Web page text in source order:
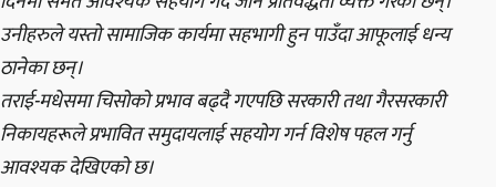
उनीहरुले यस्तो सामाजिक कार्यमा सहभागी हुन पाउँदा आफूलाई धन्य
ठानेका छन्।
तराई-मधेसमा चिसोको प्रभाव बढ्दै गएपछि सरकारी तथा गैरसरकारी
निकायहरूले प्रभावित समुदायलाई सहयोग गर्न विशेष पहल गर्नु
आवश्यक देखिएको छ।